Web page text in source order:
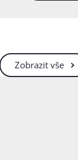
Zobrazit vše